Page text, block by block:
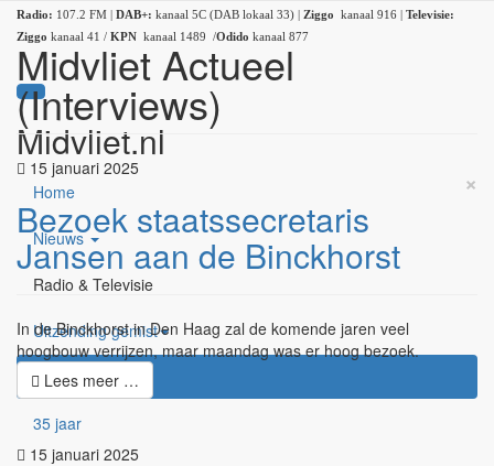
Radio: 107.2 FM | DAB+: kanaal 5C (DAB lokaal 33) | Ziggo kanaal 916 | Televisie:
Ziggo kanaal 41 / KPN kanaal 1489 /Odido kanaal 877
Midvliet.nl
×
Home
Nieuws
Radio & Televisie
Uitzending gemist
Podcasts
35 jaar
Midvliet Actueel
(Interviews)
15 januari 2025
Bezoek staatssecretaris
Jansen aan de Binckhorst
In de Binckhorst in Den Haag zal de komende jaren veel
hoogbouw verrijzen, maar maandag was er hoog bezoek.
Lees meer …
15 januari 2025